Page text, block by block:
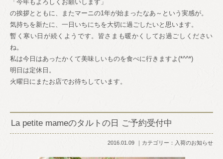
「今年もよろしくお願いします」
の挨拶とともに、またマーニの1年が始まったなあ～という実感が。
気持ちを新たに、一日いちにちを大切に過ごしたいと思います。
暫く寒い日が続くようです。皆さまも暖かくしてお過ごし ください
ね。
私は今日はあったかくて美味しいものを食べに行きますよ (*^^*)
明日は定休日。
火曜日にまたお店でお待ちしています。
La petite mameのタルトの日 ご予約受付中
2016.01.09 カテゴリー： 入荷のお知らせ